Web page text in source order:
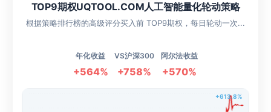
TOP9期权UQTOOL.COM人工智能量化轮动策略
根据策略排行榜的高级评分买入前 TOP9期权，每日轮动一次...
年化收益
+564%
VS沪深300
+758%
阿尔法收益
+570%
+613.8%